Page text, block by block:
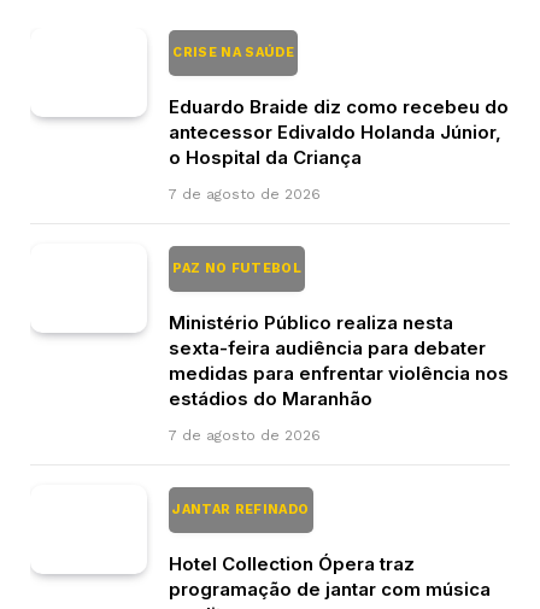
CRISE NA SAÚDE
Eduardo Braide diz como recebeu do
antecessor Edivaldo Holanda Júnior,
o Hospital da Criança
7 de agosto de 2026
PAZ NO FUTEBOL
Ministério Público realiza nesta
sexta-feira audiência para debater
medidas para enfrentar violência nos
estádios do Maranhão
7 de agosto de 2026
JANTAR REFINADO
Hotel Collection Ópera traz
programação de jantar com música